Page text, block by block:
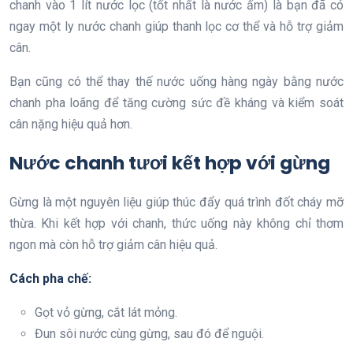
chanh vào 1 lít nước lọc (tốt nhất là nước ấm) là bạn đã có
ngay một ly nước chanh giúp thanh lọc cơ thể và hỗ trợ giảm
cân.
Bạn cũng có thể thay thế nước uống hàng ngày bằng nước
chanh pha loãng để tăng cường sức đề kháng và kiểm soát
cân nặng hiệu quả hơn.
Nước chanh tươi kết hợp với gừng
Gừng là một nguyên liệu giúp thúc đẩy quá trình đốt cháy mỡ
thừa. Khi kết hợp với chanh, thức uống này không chỉ thơm
ngon mà còn hỗ trợ giảm cân hiệu quả.
Cách pha chế:
Gọt vỏ gừng, cắt lát mỏng.
Đun sôi nước cùng gừng, sau đó để nguội.